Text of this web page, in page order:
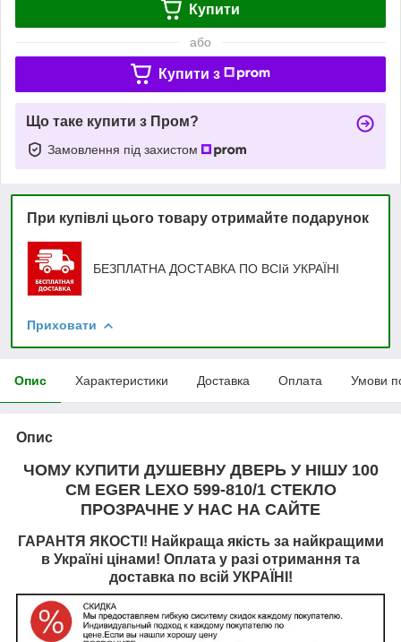
Купити
або
Купити з
Що таке купити з Пром?
Замовлення під захистом
При купівлі цього товару отримайте подарунок
БЕЗПЛАТНА ДОСТАВКА ПО ВСІй УКРАЇНІ
Приховати
Опис Характеристики Доставка Оплата Умови
Опис
ЧОМУ КУПИТИ ДУШЕВНУ ДВЕРЬ У НІШУ 100
СМ EGER LEXO 599-810/1 СТЕКЛО
ПРОЗРАЧНЕ У НАС НА САЙТЕ
ГАРАНТЯ ЯКОСТІ! Найкраща якість за найкращими
в Україні цінами! Оплата у разі отримання та
доставка по всій УКРАЇНІ!